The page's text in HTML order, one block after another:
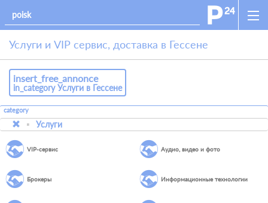
Услуги и VIP сервис, доставка в Гессене
insert_free_annonce
in_category Услуги в Гессене
category
Услуги
VIP-сервис Аудио, видео и фото
Брокеры Информационные технологии